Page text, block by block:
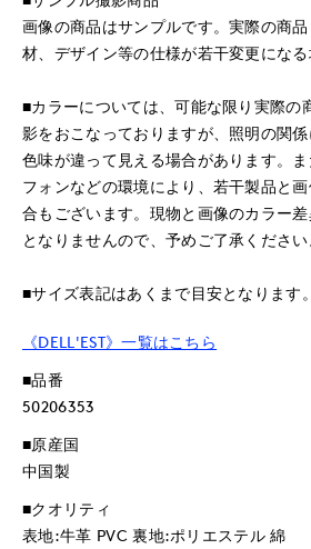
画像の商品はサンプルです。実際の商
材、デザイン等の仕様が若干変更になる
■カラーについては、可能な限り実際の
影をおこなっておりますが、照明の関
色味が違って見える場合があります。
フォンなどの環境により、若干製品と
合もございます。現物と画像のカラー
となりませんので、予めご了承ください
■サイズ表記はあくまで目安となります。
《DELL'EST》一覧はこちら
■品番
50206353
■原産国
中国製
■クオリティ
表地:牛革 PVC 裏地:ポリエステル 綿